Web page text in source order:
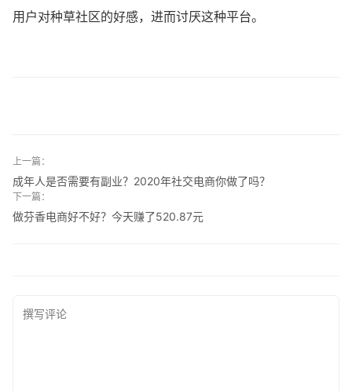
用户对种草社区的好感，进而讨厌这种平台。
上一篇：
成年人是否需要有副业？2020年社交电商你做了吗？
下一篇：
做芬香电商好不好？今天赚了520.87元